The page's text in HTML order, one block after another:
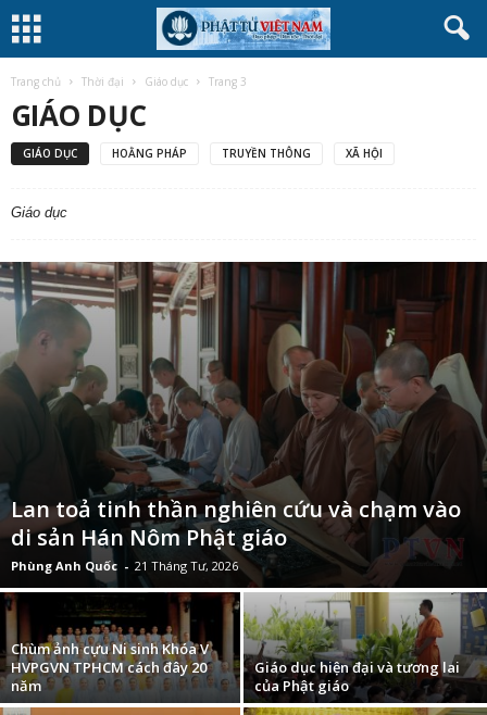
Trang chủ Thời đại Giáo dục Trang 3
GIÁO DỤC
GIÁO DỤC HOẰNG PHÁP TRUYỀN THÔNG XÃ HỘI
Giáo dục
Lan toả tinh thần nghiên cứu và chạm vào
di sản Hán Nôm Phật giáo
Phùng Anh Quốc - 21 Tháng Tư, 2026
Chùm ảnh cựu Ni sinh Khóa V
HVPGVN TPHCM cách đây 20
năm
Giáo dục hiện đại và tương lai
của Phật giáo